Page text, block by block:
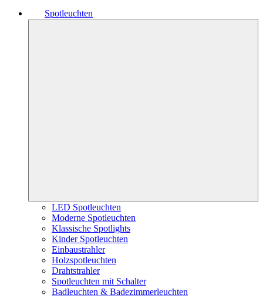
Spotleuchten
LED Spotleuchten
Moderne Spotleuchten
Klassische Spotlights
Kinder Spotleuchten
Einbaustrahler
Holzspotleuchten
Drahtstrahler
Spotleuchten mit Schalter
Badleuchten & Badezimmerleuchten